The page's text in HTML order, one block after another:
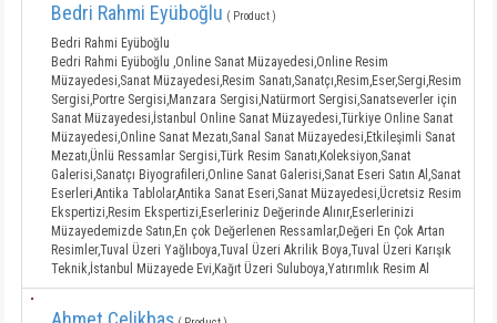
Bedri Rahmi Eyüboğlu ( Product )
Bedri Rahmi Eyüboğlu
Bedri Rahmi Eyüboğlu ,Online Sanat Müzayedesi,Online Resim
Müzayedesi,Sanat Müzayedesi,Resim Sanatı,Sanatçı,Resim,Eser,Sergi,Resim
Sergisi,Portre Sergisi,Manzara Sergisi,Natürmort Sergisi,Sanatseverler için
Sanat Müzayedesi,İstanbul Online Sanat Müzayedesi,Türkiye Online Sanat
Müzayedesi,Online Sanat Mezatı,Sanal Sanat Müzayedesi,Etkileşimli Sanat
Mezatı,Ünlü Ressamlar Sergisi,Türk Resim Sanatı,Koleksiyon,Sanat
Galerisi,Sanatçı Biyografileri,Online Sanat Galerisi,Sanat Eseri Satın Al,Sanat
Eserleri,Antika Tablolar,Antika Sanat Eseri,Sanat Müzayedesi,Ücretsiz Resim
Ekspertizi,Resim Ekspertizi,Eserleriniz Değerinde Alınır,Eserlerinizi
Müzayedemizde Satın,En çok Değerlenen Ressamlar,Değeri En Çok Artan
Resimler,Tuval Üzeri Yağlıboya,Tuval Üzeri Akrilik Boya,Tuval Üzeri Karışık
Teknik,İstanbul Müzayede Evi,Kağıt Üzeri Suluboya,Yatırımlık Resim Al